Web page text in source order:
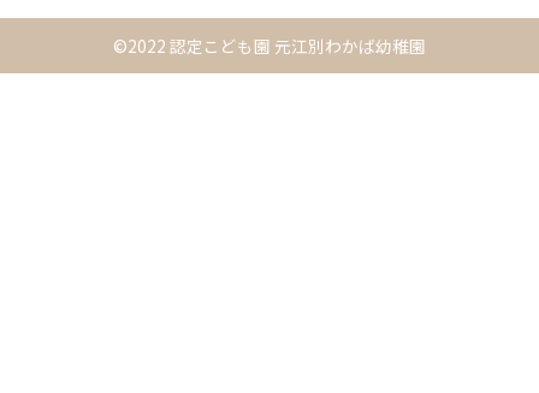
©2022 認定こども園 元江別わかば幼稚園